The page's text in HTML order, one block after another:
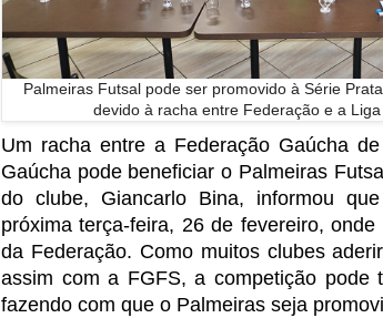
Palmeiras Futsal pode ser promovido à Série
devido à racha entre Federação e a
Um racha entre a Federação Gaúcha
Gaúcha pode beneficiar o Palmeiras
do clube, Giancarlo Bina, informou
próxima terça-feira, 26 de fevereiro,
da Federação. Como muitos clubes
assim com a FGFS, a competição
fazendo com que o Palmeiras seja